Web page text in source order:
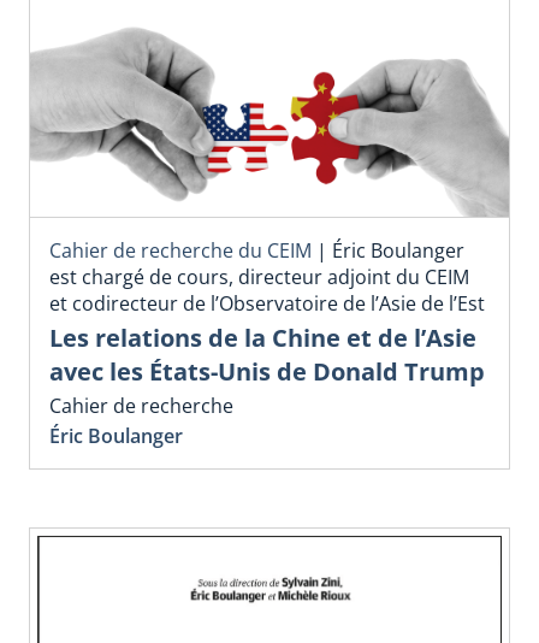
Cahier de recherche du CEIM | Éric Boulanger
est chargé de cours, directeur adjoint du CEIM
et codirecteur de l’Observatoire de l’Asie de l’Est
Les relations de la Chine et de l’Asie
avec les États-Unis de Donald Trump
Cahier de recherche
Éric Boulanger